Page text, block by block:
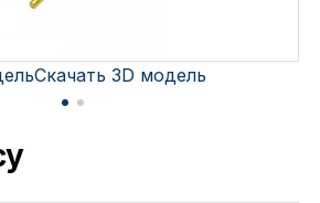
Скачать 3D модель